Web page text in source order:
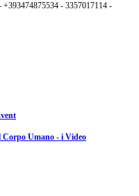
+393474875534 - 3357017114 -
Corpo Umano - i Video